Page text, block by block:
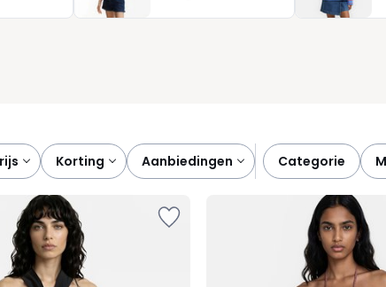
voor snit, kleur en draagcomfort wordt je dagelijks
prijs korting aanbiedingen categorie